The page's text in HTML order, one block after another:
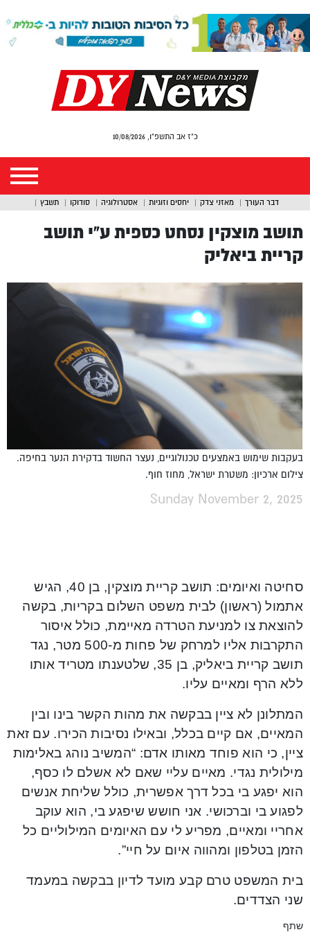
כ"ז אב התשפ"ו, 10/08/2026
דבר העורך מאזני צדק יחסים וזוגיות אסטרולוגיה סודוקו תשבץ
תושב מוצקין נסחט כספית ע”י תושב
קריית ביאליק
בעקבות שימוש באמצעים טכנולוגיים, נעצר החשוד בדקירת הנער בחיפה.
צילום ארכיון: משטרת ישראל, מחוז חוף.
Sunday November 2, 2025
סחיטה ואיומים: תושב קריית מוצקין, בן 40, הגיש
אתמול (ראשון) לבית משפט השלום בקריות, בקשה
להוצאת צו למניעת הטרדה מאיימת, כולל איסור
התקרבות אליו למרחק של פחות מ-500 מטר, נגד
תושב קריית ביאליק, בן 35, שלטענתו מטריד אותו
ללא הרף ומאיים עליו.
המתלונן לא ציין בבקשה את מהות הקשר בינו ובין
המאיים, אם קיים בכלל, ובאילו נסיבות הכירו. עם זאת
ציין, כי הוא פוחד מאותו אדם: “המשיב נוהג באלימות
מילולית נגדי. מאיים עליי שאם לא אשלם לו כסף,
הוא יפגע בי בכל דרך אפשרית, כולל שליחת אנשים
לפגוע בי וברכושי. אני חושש שיפגע בי, הוא עוקב
אחריי ומאיים, מפריע לי עם האיומים המילוליים כל
הזמן בטלפון ומהווה איום על חיי”.
בית המשפט טרם קבע מועד לדיון בבקשה במעמד
שני הצדדים.
שתף